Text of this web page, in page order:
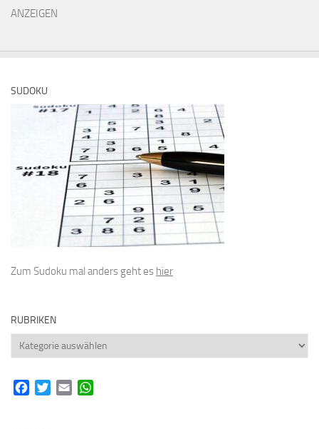
ANZEIGEN
SUDOKU
Zum Sudoku mal anders geht es hier
RUBRIKEN
Rubriken
FacebookTwitterEmail